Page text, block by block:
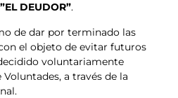
”EL DEUDOR”.
de dar por terminado las
el objeto de evitar futuros
voluntariamente
a través de la